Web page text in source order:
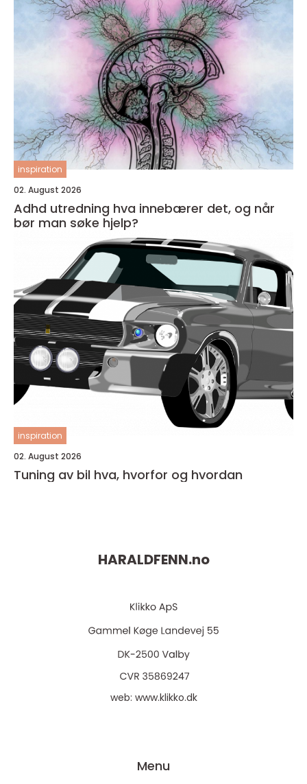
inspiration
02. August 2026
Adhd utredning hva innebærer det, og når
bør man søke hjelp?
inspiration
02. August 2026
Tuning av bil hva, hvorfor og hvordan
HARALDFENN.no
web: www.klikko.dk
Menu